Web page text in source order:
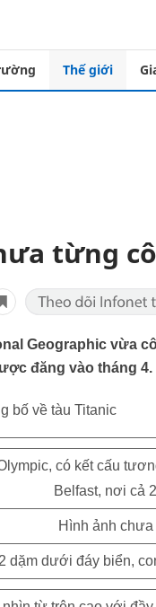
Thế giới
từng
Geographic vừa
đăng vào tháng 4.
bố về tàu Titanic
có kết cấu
Belfast, nơi cả
dặm dưới đáy biển,